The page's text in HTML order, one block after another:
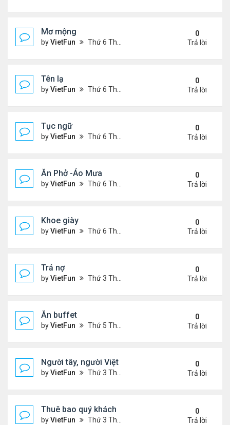
Mơ mộng
byVietFun Thứ 6 Tháng 1 13, 2023 4:54 pm
0
Trả lời
Tên lạ
byVietFun Thứ 6 Tháng 1 13, 2023 4:47 pm
0
Trả lời
Tục ngữ
byVietFun Thứ 6 Tháng 1 13, 2023 4:43 pm
0
Trả lời
Ăn Phở -Áo Mưa
byVietFun Thứ 6 Tháng 1 13, 2023 1:26 pm
0
Trả lời
Khoe giày
byVietFun Thứ 6 Tháng 1 13, 2023 12:30 pm
0
Trả lời
Trả nợ
byVietFun Thứ 3 Tháng 12 13, 2022 12:44 pm
0
Trả lời
Ăn buffet
byVietFun Thứ 5 Tháng 12 01, 2022 12:22 pm
0
Trả lời
Người tây, người Việt
byVietFun Thứ 3 Tháng 11 22, 2022 1:25 pm
0
Trả lời
Thuê bao quý khách
byVietFun Thứ 3 Tháng 11 22, 2022 12:14 pm
0
Trả lời